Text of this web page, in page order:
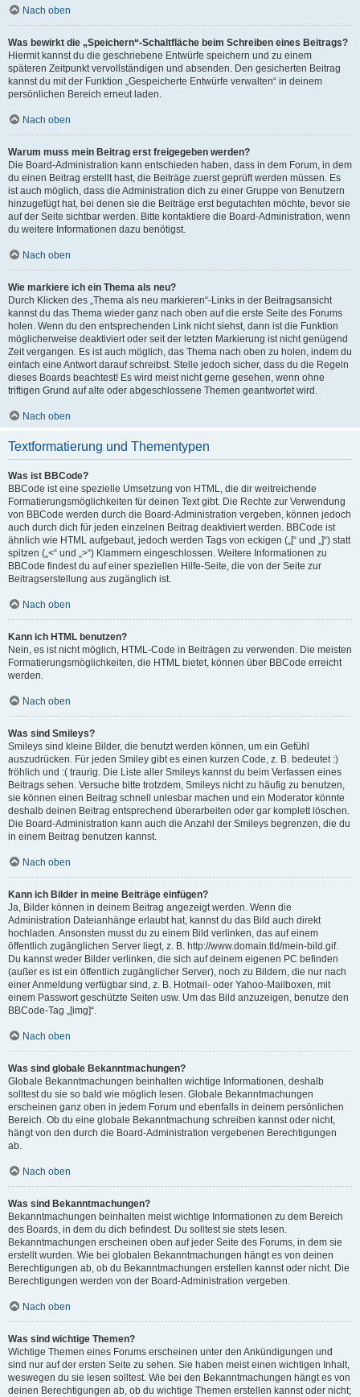
Nach oben
Was bewirkt die „Speichern“-Schaltfläche beim Schreiben eines Beitrags?
Hiermit kannst du die geschriebene Entwürfe speichern und zu einem
späteren Zeitpunkt vervollständigen und absenden. Den gesicherten Beitrag
kannst du mit der Funktion „Gespeicherte Entwürfe verwalten“ in deinem
persönlichen Bereich erneut laden.
Nach oben
Warum muss mein Beitrag erst freigegeben werden?
Die Board-Administration kann entschieden haben, dass in dem Forum, in dem
du einen Beitrag erstellt hast, die Beiträge zuerst geprüft werden müssen. Es
ist auch möglich, dass die Administration dich zu einer Gruppe von Benutzern
hinzugefügt hat, bei denen sie die Beiträge erst begutachten möchte, bevor sie
auf der Seite sichtbar werden. Bitte kontaktiere die Board-Administration, wenn
du weitere Informationen dazu benötigst.
Nach oben
Wie markiere ich ein Thema als neu?
Durch Klicken des „Thema als neu markieren“-Links in der Beitragsansicht
kannst du das Thema wieder ganz nach oben auf die erste Seite des Forums
holen. Wenn du den entsprechenden Link nicht siehst, dann ist die Funktion
möglicherweise deaktiviert oder seit der letzten Markierung ist nicht genügend
Zeit vergangen. Es ist auch möglich, das Thema nach oben zu holen, indem du
einfach eine Antwort darauf schreibst. Stelle jedoch sicher, dass du die Regeln
dieses Boards beachtest! Es wird meist nicht gerne gesehen, wenn ohne
triftigen Grund auf alte oder abgeschlossene Themen geantwortet wird.
Nach oben
Textformatierung und Thementypen
Was ist BBCode?
BBCode ist eine spezielle Umsetzung von HTML, die dir weitreichende
Formatierungsmöglichkeiten für deinen Text gibt. Die Rechte zur Verwendung
von BBCode werden durch die Board-Administration vergeben, können jedoch
auch durch dich für jeden einzelnen Beitrag deaktiviert werden. BBCode ist
ähnlich wie HTML aufgebaut, jedoch werden Tags von eckigen („[“ und „]“) statt
spitzen („<“ und „>“) Klammern eingeschlossen. Weitere Informationen zu
BBCode findest du auf einer speziellen Hilfe-Seite, die von der Seite zur
Beitragserstellung aus zugänglich ist.
Nach oben
Kann ich HTML benutzen?
Nein, es ist nicht möglich, HTML-Code in Beiträgen zu verwenden. Die meisten
Formatierungsmöglichkeiten, die HTML bietet, können über BBCode erreicht
werden.
Nach oben
Was sind Smileys?
Smileys sind kleine Bilder, die benutzt werden können, um ein Gefühl
auszudrücken. Für jeden Smiley gibt es einen kurzen Code, z. B. bedeutet :)
fröhlich und :( traurig. Die Liste aller Smileys kannst du beim Verfassen eines
Beitrags sehen. Versuche bitte trotzdem, Smileys nicht zu häufig zu benutzen,
sie können einen Beitrag schnell unlesbar machen und ein Moderator könnte
deshalb deinen Beitrag entsprechend überarbeiten oder gar komplett löschen.
Die Board-Administration kann auch die Anzahl der Smileys begrenzen, die du
in einem Beitrag benutzen kannst.
Nach oben
Kann ich Bilder in meine Beiträge einfügen?
Ja, Bilder können in deinem Beitrag angezeigt werden. Wenn die
Administration Dateianhänge erlaubt hat, kannst du das Bild auch direkt
hochladen. Ansonsten musst du zu einem Bild verlinken, das auf einem
öffentlich zugänglichen Server liegt, z. B. http://www.domain.tld/mein-bild.gif.
Du kannst weder Bilder verlinken, die sich auf deinem eigenen PC befinden
(außer es ist ein öffentlich zugänglicher Server), noch zu Bildern, die nur nach
einer Anmeldung verfügbar sind, z. B. Hotmail- oder Yahoo-Mailboxen, mit
einem Passwort geschützte Seiten usw. Um das Bild anzuzeigen, benutze den
BBCode-Tag „[img]“.
Nach oben
Was sind globale Bekanntmachungen?
Globale Bekanntmachungen beinhalten wichtige Informationen, deshalb
solltest du sie so bald wie möglich lesen. Globale Bekanntmachungen
erscheinen ganz oben in jedem Forum und ebenfalls in deinem persönlichen
Bereich. Ob du eine globale Bekanntmachung schreiben kannst oder nicht,
hängt von den durch die Board-Administration vergebenen Berechtigungen
ab.
Nach oben
Was sind Bekanntmachungen?
Bekanntmachungen beinhalten meist wichtige Informationen zu dem Bereich
des Boards, in dem du dich befindest. Du solltest sie stets lesen.
Bekanntmachungen erscheinen oben auf jeder Seite des Forums, in dem sie
erstellt wurden. Wie bei globalen Bekanntmachungen hängt es von deinen
Berechtigungen ab, ob du Bekanntmachungen erstellen kannst oder nicht. Die
Berechtigungen werden von der Board-Administration vergeben.
Nach oben
Was sind wichtige Themen?
Wichtige Themen eines Forums erscheinen unter den Ankündigungen und
sind nur auf der ersten Seite zu sehen. Sie haben meist einen wichtigen Inhalt,
weswegen du sie lesen solltest. Wie bei den Bekanntmachungen hängt es von
deinen Berechtigungen ab, ob du wichtige Themen erstellen kannst oder nicht;